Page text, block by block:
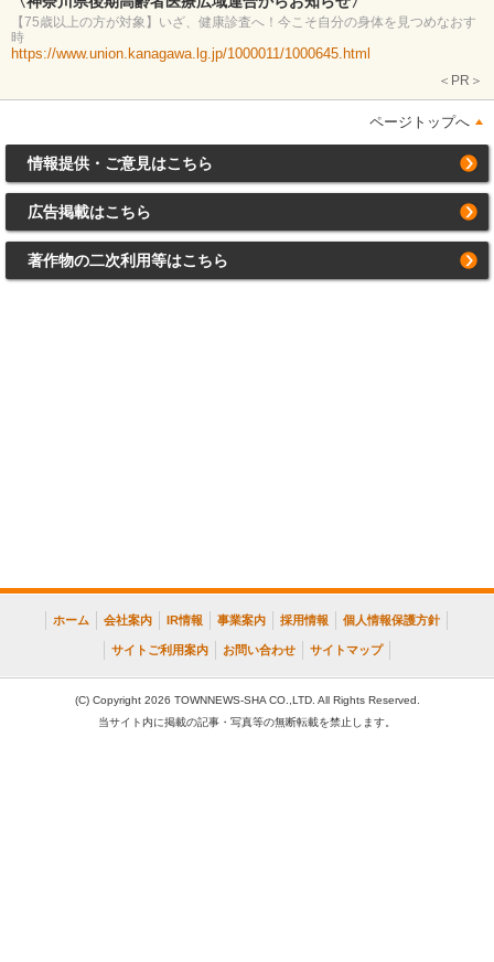
【75歳以上の方が対象】いざ、健康診査へ！今こそ自分の身体を見つめなおす
時
https://www.union.kanagawa.lg.jp/1000011/1000645.html
＜PR＞
ページトップへ
情報提供・ご意見はこちら
広告掲載はこちら
著作物の二次利用等はこちら
ホーム 会社案内 IR情報 事業案内 採用情報 個人情報保護方針
サイトご利用案内 お問い合わせ サイトマップ
(C) Copyright 2026 TOWNNEWS-SHA CO.,LTD. All Rights Reserved.
当サイト内に掲載の記事・写真等の無断転載を禁止します。